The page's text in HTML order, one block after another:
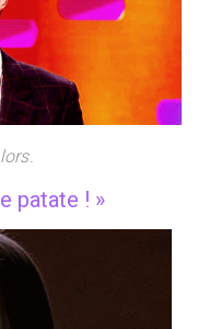
patate ! »